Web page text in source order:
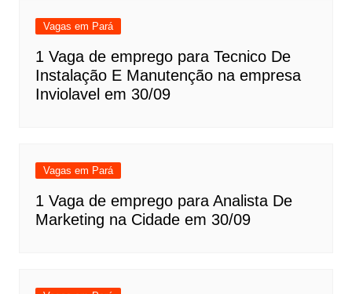
Vagas em Pará
1 Vaga de emprego para Tecnico De
Instalação E Manutenção na empresa
Inviolavel em 30/09
Vagas em Pará
1 Vaga de emprego para Analista De
Marketing na Cidade em 30/09